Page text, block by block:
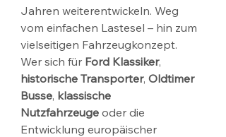
Jahren weiterentwickeln. Weg
vom einfachen Lastesel – hin zum
vielseitigen Fahrzeugkonzept.
Wer sich für Ford Klassiker,
historische Transporter, Oldtimer
Busse, klassische
Nutzfahrzeuge oder die
Entwicklung europäischer